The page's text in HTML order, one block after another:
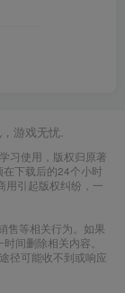
游戏无忧.
习使用，版权归原著
下载后的24个小时
用引起版权纠纷，一
售等相关行为。如果
间删除相关内容。
径可能收不到或响应